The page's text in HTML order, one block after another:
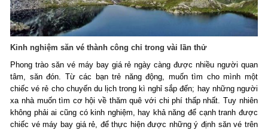
Kinh nghiệm săn vé thành công chỉ trong vài lần thử
Phong trào săn vé máy bay giá rẻ ngày càng được nhiều người quan
tâm, săn đón. Từ các bạn trẻ năng động, muốn tìm cho mình một
chiếc vé rẻ cho chuyến du lịch trong kì nghỉ sắp đến; hay những người
xa nhà muốn tìm cơ hội về thăm quê với chi phí thấp nhất. Tuy nhiên
không phải ai cũng có kinh nghiệm, hay khả năng để cạnh tranh được
chiếc vé máy bay giá rẻ, để thực hiện được những ý định săn vé trên